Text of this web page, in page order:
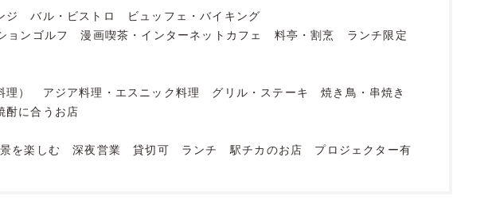
ジ バル・ビストロ
ビュッフェ・バイキング
ョンゴルフ 漫画喫茶・インターネットカフェ 料亭・割烹
ランチ限定
） アジア料理・エスニック料理 グリル・ステーキ
焼き鳥・串焼き
酎に合うお店
を楽しむ 深夜営業 貸切可 ランチ 駅チカのお店
プロジェクター有